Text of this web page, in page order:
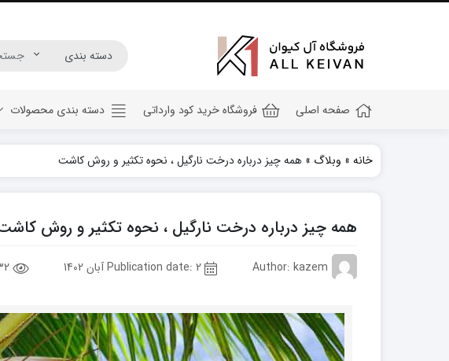
صفحه اصلی فروشگاه خرید کود وارداتی دسته بندی محصولات
کود کامل ۲۰ ۲۰ ۲۰
کود npk
کود آهن
کود فسفر بالا
کود گلدهی(کود ۱۲ ۱۲ ۳۶)
کود آمینو اسید
خانه » وبلاگ » همه چیز درباره درخت نارگیل ، نحوه تکثیر و روش کاشت
همه چیز درباره درخت نارگیل ، نحوه تکثیر و روش
Author: kazem